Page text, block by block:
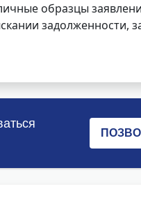
образцы
задолженности,